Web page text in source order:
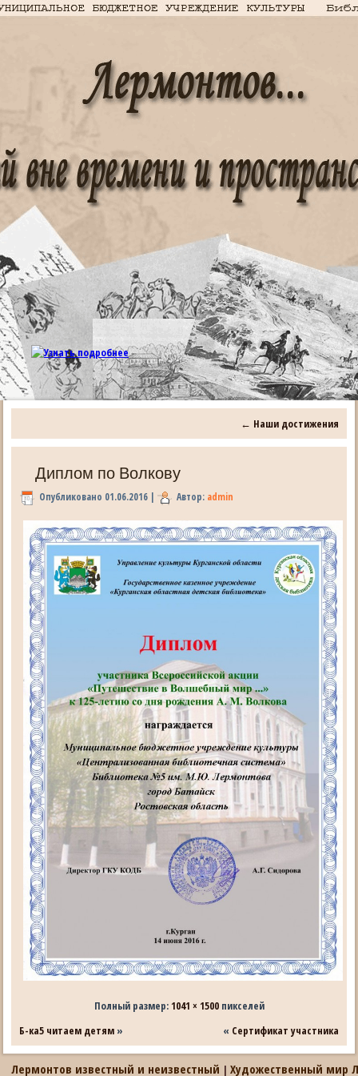
← Наши достижения
Диплом по Волкову
Опубликовано 01.06.2016 | Автор: admin
Полный размер: 1041 × 1500пикселей
Б-ка5 читаем детям » « Сертификат участника
Лермонтов известный и неизвестный | Художественный мир